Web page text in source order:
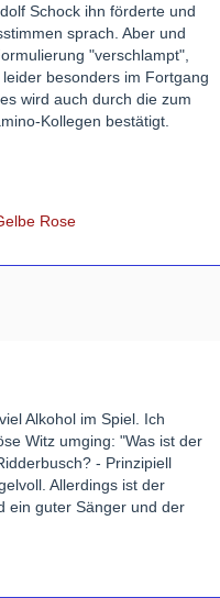
Schock ihn förderte und
sprach. Aber und
"verschlampt",
besonders im Fortgang
wird auch durch die zum
Kollegen bestätigt.
Alkohol im Spiel. Ich
Witz umging: "Was ist der
- Prinzipiell
Allerdings ist der
ein guter Sänger und der